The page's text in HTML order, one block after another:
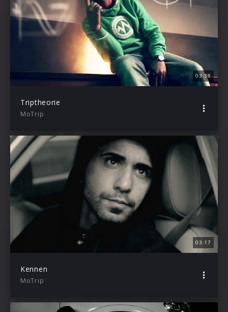
03:38
Triptheorie
MoTrip
03:17
Kennen
MoTrip